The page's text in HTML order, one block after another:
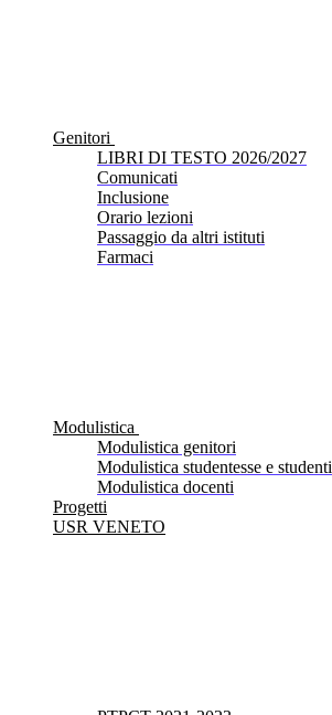
Genitori
LIBRI DI TESTO 2026/2027
Comunicati
Inclusione
Orario lezioni
Passaggio da altri istituti
Farmaci
Modulistica
Modulistica genitori
Modulistica studentesse e studenti
Modulistica docenti
Progetti
USR VENETO